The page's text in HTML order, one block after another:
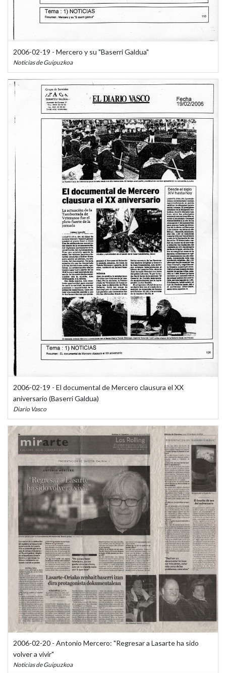
2006-02-19 - Mercero y su "Baserri Galdua"
Noticias de Guipuzkoa
2006-02-19 - El documental de Mercero clausura el XX
aniversario (Baserri Galdua)
Diario Vasco
2006-02-20 - Antonio Mercero: "Regresar a Lasarte ha sido
volver a vivir"
Noticias de Guipuzkoa